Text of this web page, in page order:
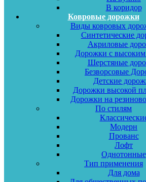
В коридор
Ковровые дорожки
Виды ковровых
Синтетические
Акриловые
Дорожки с
Шерстяные
Безворсовые
Детские
Дорожки высокой
Дорожки на
По стилям
Модерн
Прованс
Лофт
Однотонные
Тип применения
Для дома